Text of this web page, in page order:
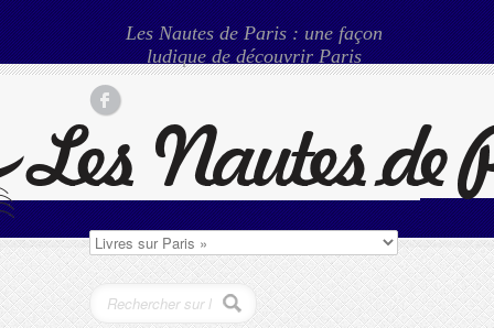
Les Nautes de Paris : une façon
ludique de découvrir Paris